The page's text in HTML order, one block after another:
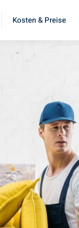
Kosten & Preise